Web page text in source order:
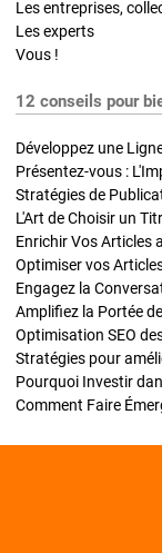
Les entreprises,
Les experts
Vous !
12 conseils pour
Développez une
Présentez-vous :
L'Art de Choisir un
Optimiser vos
Engagez la
Amplifiez la Portée